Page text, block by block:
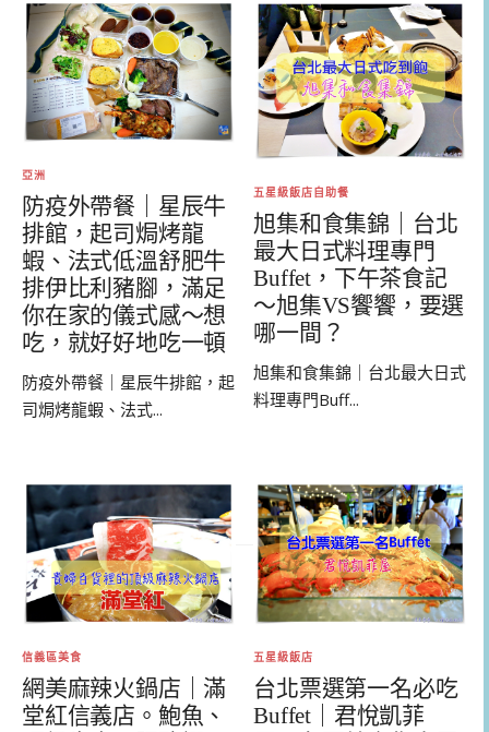
亞洲
防疫外帶餐｜星辰牛
排館，起司焗烤龍
蝦、法式低溫舒肥牛
排伊比利豬腳，滿足
你在家的儀式感～想
吃，就好好地吃一頓
防疫外帶餐｜星辰牛排館，起
司焗烤龍蝦、法式...
五星級飯店自助餐
旭集和食集錦｜台北
最大日式料理專門
Buffet，下午茶食記
～旭集VS饗饗，要選
哪一間？
旭集和食集錦｜台北最大日式
料理專門Buff...
信義區美食
網美麻辣火鍋店｜滿
堂紅信義店。鮑魚、
五星級飯店
台北票選第一名必吃
Buffet｜君悅凱菲